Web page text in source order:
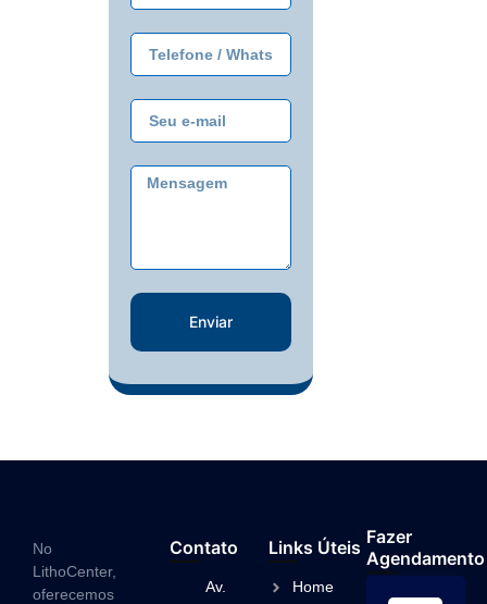
Enviar
No
LithoCenter,
oferecemos
Contato
Av.
Links Úteis
Home
Fazer
Agendamento